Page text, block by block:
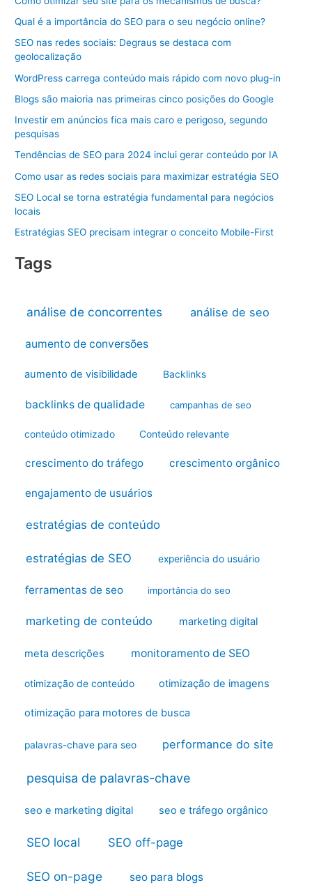
Qual é a importância do SEO para o seu negócio online?
SEO nas redes sociais: Degraus se destaca com
geolocalização
WordPress carrega conteúdo mais rápido com novo plug-in
Blogs são maioria nas primeiras cinco posições do Google
Investir em anúncios fica mais caro e perigoso, segundo
pesquisas
Tendências de SEO para 2024 inclui gerar conteúdo por IA
Como usar as redes sociais para maximizar estratégia SEO
SEO Local se torna estratégia fundamental para negócios
locais
Estratégias SEO precisam integrar o conceito Mobile-First
Tags
análise de concorrentes análise de seo
aumento de conversões
aumento de visibilidade Backlinks
backlinks de qualidade campanhas de seo
conteúdo otimizado Conteúdo relevante
crescimento do tráfego crescimento orgânico
engajamento de usuários
estratégias de conteúdo
estratégias de SEO experiência do usuário
ferramentas de seo importância do seo
marketing de conteúdo marketing digital
meta descrições monitoramento de SEO
otimização de conteúdo otimização de imagens
otimização para motores de busca
palavras-chave para seo performance do site
pesquisa de palavras-chave
seo e marketing digital seo e tráfego orgânico
SEO local SEO off-page
SEO on-page seo para blogs